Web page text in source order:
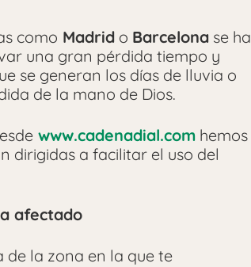
como Madrid o Barcelona se ha
una gran pérdida tiempo y
se generan los días de lluvia o
de la mano de Dios.
www.cadenadial.com hemos
dirigidas a facilitar el uso del
afectado
de la zona en la que te